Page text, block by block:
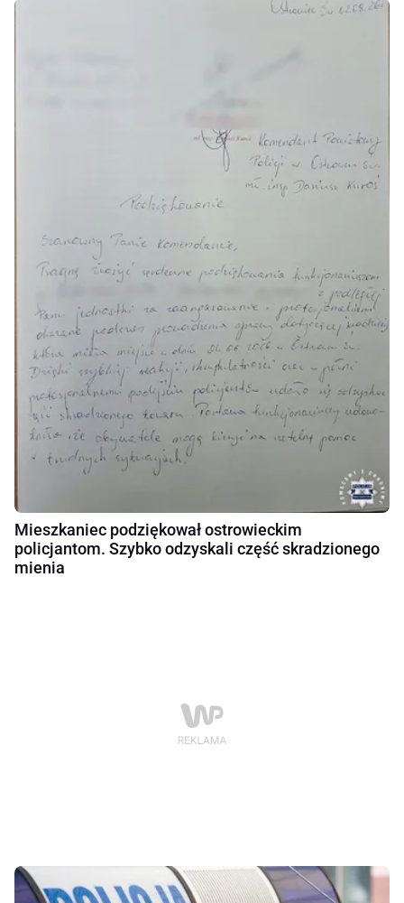
Mieszkaniec podziękował ostrowieckim
policjantom. Szybko odzyskali część skradzionego
mienia